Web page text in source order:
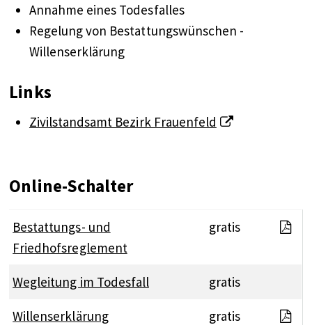
Annahme eines Todesfalles
Regelung von Bestattungswünschen -
Willenserklärung
Links
Zivilstandsamt Bezirk Frauenfeld
Online-Schalter
Bestattungs- und
Friedhofsreglement
gratis
Wegleitung im Todesfall gratis
Willenserklärung gratis